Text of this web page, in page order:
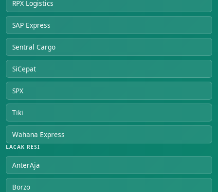
RPX Logistics
SAP Express
Sentral Cargo
SiCepat
SPX
Tiki
Wahana Express
LACAK RESI
AnterAja
Borzo